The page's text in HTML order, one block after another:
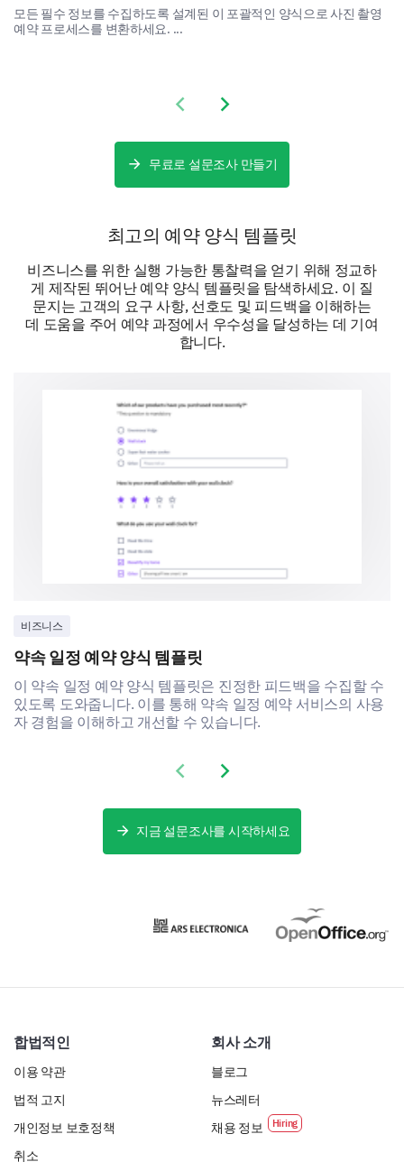
Will you be needing our in-hotel facilities during
your stay?
Personal Details
Your Gender:
Female Male
Format: mm-dd-yyyy
Check-out Date:
Date format: mm-dd-yyyy
Contact Email:
모든 필수 정보를 수집하도록 설계된 이 포괄적인 양식으로 사진 촬영
예약 프로세스를 변환하세요. ...
Previous slide
Next slide
무료로 설문조사 만들기
최고의 예약 양식 템플릿
비즈니스를 위한 실행 가능한 통찰력을 얻기 위해 정교하
게 제작된 뛰어난 예약 양식 템플릿을 탐색하세요. 이 질
문지는 고객의 요구 사항, 선호도 및 피드백을 이해하는
데 도움을 주어 예약 과정에서 우수성을 달성하는 데 기여
합니다.
비즈니스
약속 일정 예약 양식 템플릿
이 약속 일정 예약 양식 템플릿은 진정한 피드백을 수집할 수
있도록 도와줍니다. 이를 통해 약속 일정 예약 서비스의 사용
자 경험을 이해하고 개선할 수 있습니다.
Previous slide
Next slide
지금 설문조사를 시작하세요
합법적인
이용 약관
법적 고지
개인정보 보호정책
취소
회사 소개
블로그
뉴스레터
채용 정보